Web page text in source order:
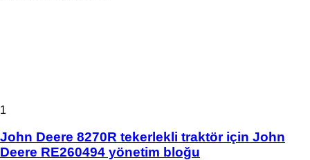
1
John Deere 8270R tekerlekli traktör için John
Deere RE260494 yönetim bloğu